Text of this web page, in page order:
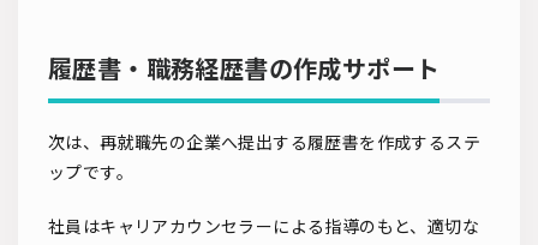
履歴書・職務経歴書の作成サポート
次は、再就職先の企業へ提出する履歴書を作成するステ
ップです。
社員はキャリアカウンセラーによる指導のもと、適切な